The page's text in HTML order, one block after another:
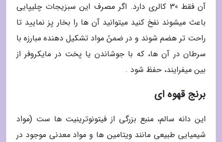
آن فقط 30 کالری دارد. اگر مصرف این سبزیجات چلیپایی
باعث میشوند نفخ کنید میتوانید آن ها را بخار پز نمایید تا
راحت تر هضم شوند و در ضمنً مواد تشکیل دهنده مبارزه با
سرطان در آن ها، که با جوشاندن یا پخت در مایکروفر از
بین میفرایند، حفظ شود .
برنج قهوه ای
این دانه سالم، منبع بزرگی از فیتونوترینیت ها ست (مواد
شیمیایی طبیعی مانند ویتامین ها و مواد معدنی موجود در